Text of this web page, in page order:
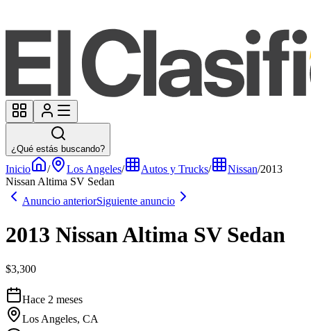
¿Qué estás buscando?
Inicio / Los Angeles/ Autos y Trucks/ Nissan/2013
Nissan Altima SV Sedan
Anuncio anteriorSiguiente anuncio
2013 Nissan Altima SV Sedan
$3,300
Hace 2 meses
Los Angeles, CA